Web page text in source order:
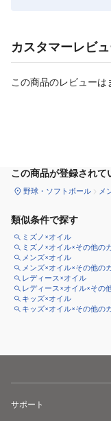
カスタマーレビ
この商品のレビューは
この商品が登録されて
野球・ソフトボール メ
類似条件で探す
ミズノ×オイル
ミズノ×オイル×その他の
メンズ×オイル
メンズ×オイル×その他の
レディース×オイル
レディース×オイル×その
キッズ×オイル
キッズ×オイル×その他の
サポート